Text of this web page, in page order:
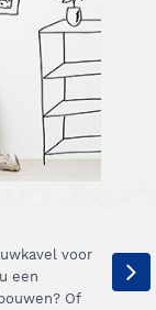
voor
een
Of